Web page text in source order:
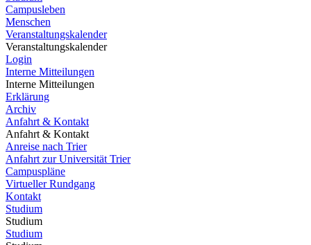
Campusleben
Menschen
Veranstaltungskalender
Veranstaltungskalender
Login
Interne Mitteilungen
Interne Mitteilungen
Erklärung
Archiv
Anfahrt & Kontakt
Anfahrt & Kontakt
Anreise nach Trier
Anfahrt zur Universität Trier
Campuspläne
Virtueller Rundgang
Kontakt
Studium
Studium
Studium